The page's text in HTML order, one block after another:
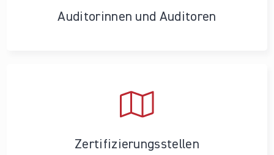
Auditorinnen und Auditoren
Zertifizierungs­stellen